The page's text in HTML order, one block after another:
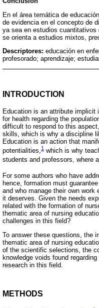
En el área temática de
de evidencia en el concepto de
ya sea en estudios
se orienta a estudios mixtos,
Descriptores: educación en
profesorado; aprendizaje;
INTRODUCTION
Education is an attribute implicit
for health regarding the
difficult to respond to this
skills, which is why a discipline
Education is an action that
potentialities, 1 which is why
students and professors, where
For some authors who have
hence, formation must
and who manage their own
it deserves. Given the needs
related with the formation of
thematic area of nursing
challenges in this field?
To answer these questions, the
thematic area of nursing
of the scientific selections, the
knowledge voids found
research in this field.
METHODS